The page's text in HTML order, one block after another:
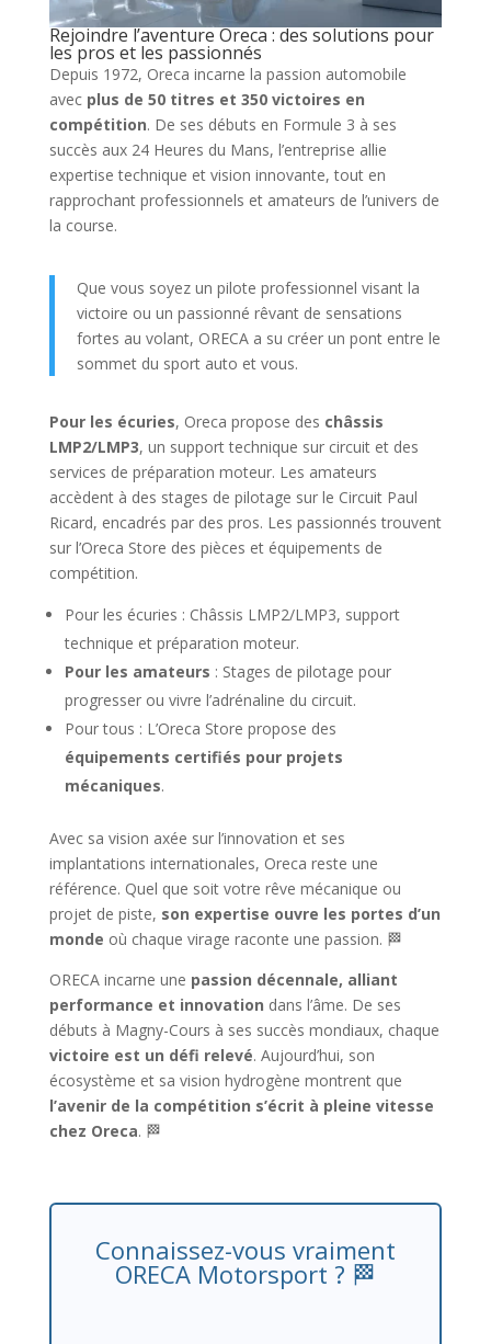
Rejoindre l’aventure Oreca : des solutions pour
les pros et les passionnés
Depuis 1972, Oreca incarne la passion automobile
avec plus de 50 titres et 350 victoires en
compétition. De ses débuts en Formule 3 à ses
succès aux 24 Heures du Mans, l’entreprise allie
expertise technique et vision innovante, tout en
rapprochant professionnels et amateurs de l’univers de
la course.
Que vous soyez un pilote professionnel visant la
victoire ou un passionné rêvant de sensations
fortes au volant, ORECA a su créer un pont entre le
sommet du sport auto et vous.
Pour les écuries, Oreca propose des châssis
LMP2/LMP3, un support technique sur circuit et des
services de préparation moteur. Les amateurs
accèdent à des stages de pilotage sur le Circuit Paul
Ricard, encadrés par des pros. Les passionnés trouvent
sur l’Oreca Store des pièces et équipements de
compétition.
Pour les écuries : Châssis LMP2/LMP3, support
technique et préparation moteur.
Pour les amateurs : Stages de pilotage pour
progresser ou vivre l’adrénaline du circuit.
Pour tous : L’Oreca Store propose des
équipements certifiés pour projets
mécaniques.
Avec sa vision axée sur l’innovation et ses
implantations internationales, Oreca reste une
référence. Quel que soit votre rêve mécanique ou
projet de piste, son expertise ouvre les portes d’un
monde où chaque virage raconte une passion. 🏁
ORECA incarne une passion décennale, alliant
performance et innovation dans l’âme. De ses
débuts à Magny-Cours à ses succès mondiaux, chaque
victoire est un défi relevé. Aujourd’hui, son
écosystème et sa vision hydrogène montrent que
l’avenir de la compétition s’écrit à pleine vitesse
chez Oreca. 🏁
Connaissez-vous vraiment
ORECA Motorsport ? 🏁